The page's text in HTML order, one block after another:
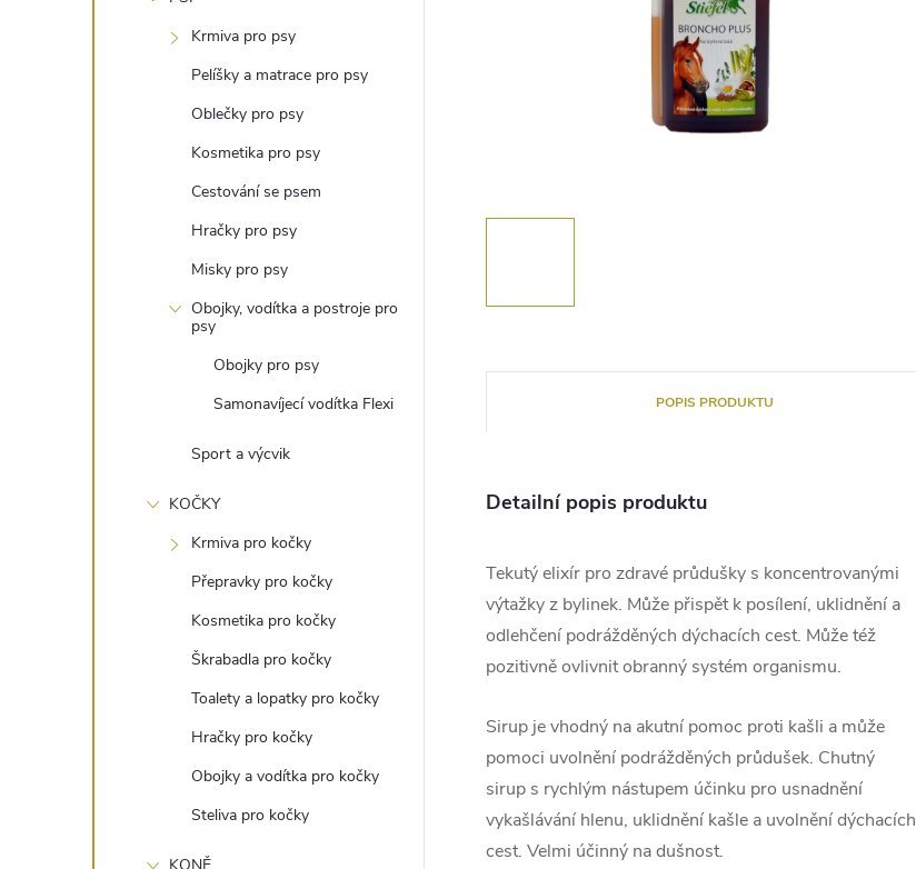
Krmiva pro psy
Pelíšky a matrace pro psy
Oblečky pro psy
Kosmetika pro psy
Cestování se psem
Hračky pro psy
Misky pro psy
Obojky, vodítka a postroje pro
psy
Obojky pro psy
Samonavíjecí vodítka Flexi
Sport a výcvik
KOČKY
Krmiva pro kočky
Přepravky pro kočky
Kosmetika pro kočky
Škrabadla pro kočky
Toalety a lopatky pro kočky
Hračky pro kočky
Obojky a vodítka pro kočky
Steliva pro kočky
POPIS PRODUKTU
Detailní popis produktu
Tekutý elixír pro zdravé průdušky s koncentrovanými
výtažky z bylinek. Může přispět k posílení, uklidnění a
odlehčení podrážděných dýchacích cest. Může též
pozitivně ovlivnit obranný systém organismu.
Sirup je vhodný na akutní pomoc proti kašli a může
pomoci uvolnění podrážděných průdušek. Chutný
sirup s rychlým nástupem účinku pro usnadnění
vykašlávání hlenu, uklidnění kašle a uvolnění dýchacích
cest. Velmi účinný na dušnost.